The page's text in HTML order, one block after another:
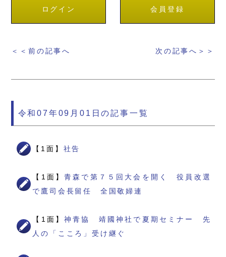
ログイン 会員登録
＜＜前の記事へ 次の記事へ＞＞
令和07年09月01日の記事一覧
【1面】 社告
【1面】青森で第７５回大会を開く 役員改選
で鷹司会長留任 全国敬婦連
【1面】神青協 靖國神社で夏期セミナー 先
人の「こころ」受け継ぐ